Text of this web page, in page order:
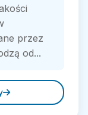
przez
od...